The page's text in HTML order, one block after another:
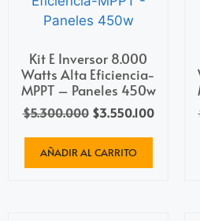
Kit E Inversor 8.000
Watts Alta Eficiencia-
MPPT – Paneles 450w
$5.300.000 $3.550.100
AÑADIR AL CARRITO